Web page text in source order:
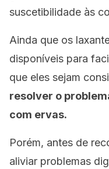
suscetibilidade às
Ainda que os
disponíveis para
que eles sejam
resolver o
com ervas.
Porém, antes de
aliviar problemas